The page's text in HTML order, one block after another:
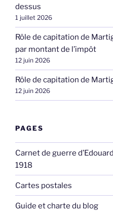
dessus
1 juillet 2026
Rôle de capitation de
par montant de l’impôt
12 juin 2026
Rôle de capitation de
12 juin 2026
PAGES
Carnet de guerre
1918
Cartes postales
Guide et charte du blog